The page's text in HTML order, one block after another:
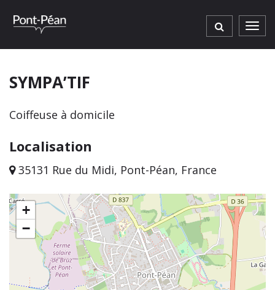
SYMPA’TIF
Coiffeuse à domicile
Localisation
35131 Rue du Midi, Pont-Péan, France
+
−